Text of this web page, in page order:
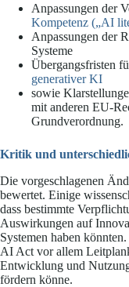
Anpassungen der
Kompetenz („AI
Anpassungen der
Systeme
Übergangsfristen
generativer KI
sowie
mit anderen EU-
Grundverordnung.
Kritik und
Die vorgeschlagenen
bewertet. Einige
dass bestimmte
Auswirkungen auf
Systemen haben
AI Act vor allem
Entwicklung und
fördern könne.